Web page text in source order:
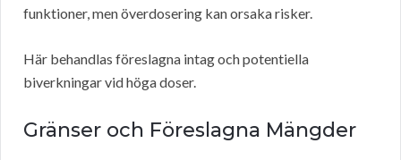
funktioner, men överdosering kan orsaka risker.
Här behandlas föreslagna intag och potentiella
biverkningar vid höga doser.
Gränser och Föreslagna Mängder